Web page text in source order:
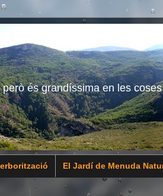
és grandíssima en les
El Jardí de Menuda